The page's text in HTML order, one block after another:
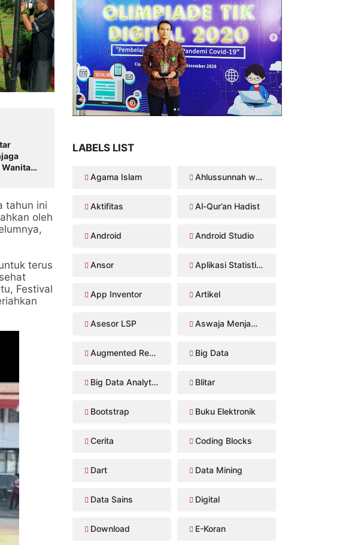
Wanita
tahun ini
oleh
terus
Festival
LABELS LIST
Agama Islam Ahlussunnah wal Jama'ah
Aktifitas Al-Qur’an Hadist
Android Android Studio
Ansor Aplikasi Statistika Bayesian
App Inventor Artikel
Asesor LSP Aswaja Menjawab
Augmented Reality Big Data
Big Data Analytics Blitar
Bootstrap Buku Elektronik
Cerita Coding Blocks
Dart Data Mining
Data Sains Digital
Download E-Koran